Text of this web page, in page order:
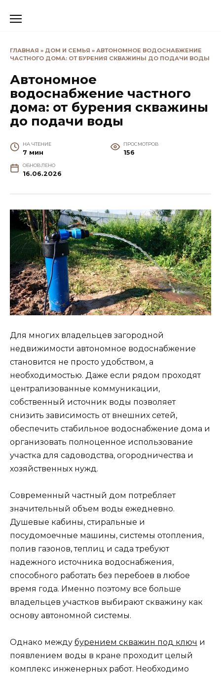
ГЛАВНАЯ » ДОМ И СЕМЬЯ » АВТОНОМНОЕ ВОДОСНАБЖЕНИЕ
ЧАСТНОГО ДОМА: ОТ БУРЕНИЯ СКВАЖИНЫ ДО ПОДАЧИ ВОДЫ
Автономное
водоснабжение частного
дома: от бурения скважины
до подачи воды
НА ЧТЕНИЕ
7 мин
ПРОСМОТРОВ
156
ОБНОВЛЕНО
16.06.2026
Для многих владельцев загородной
недвижимости автономное водоснабжение
становится не просто удобством, а
необходимостью. Даже если рядом проходят
централизованные коммуникации,
собственный источник воды позволяет
снизить зависимость от внешних сетей,
обеспечить стабильное водоснабжение дома и
организовать полноценное использование
участка для садоводства, огородничества и
хозяйственных нужд.
Современный частный дом потребляет
значительный объем воды ежедневно.
Душевые кабины, стиральные и
посудомоечные машины, системы отопления,
полив газонов, теплиц и сада требуют
надежного источника водоснабжения,
способного работать без перебоев в любое
время года. Именно поэтому все больше
владельцев участков выбирают скважину как
основу автономной системы.
Однако между бурением скважин под ключ и
появлением воды в кране проходит целый
комплекс инженерных работ. Необходимо